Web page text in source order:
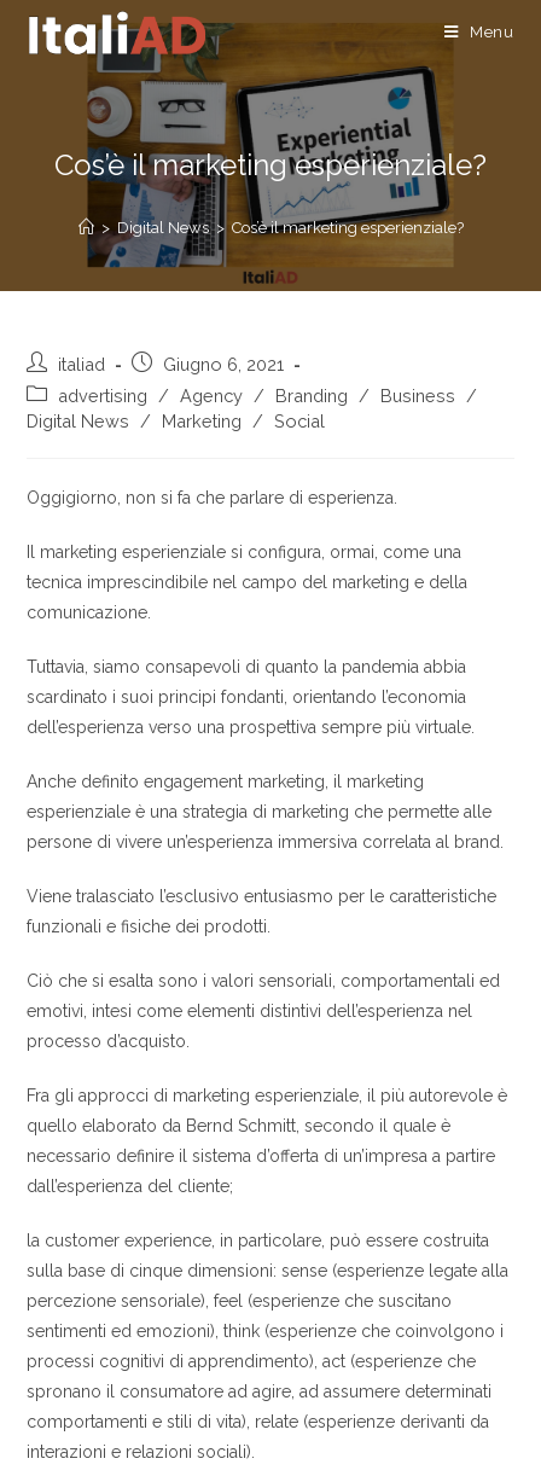
Menu
Cos’è il marketing esperienziale?
> Digital News > Cos’è il marketing esperienziale?
italiad
Giugno 6, 2021
advertising
/ Agency / Branding / Business
/
Digital News
/ Marketing / Social
Oggigiorno, non si fa che parlare di esperienza.
Il marketing esperienziale si configura, ormai, come una
tecnica imprescindibile nel campo del marketing e della
comunicazione.
Tuttavia, siamo consapevoli di quanto la pandemia abbia
scardinato i suoi principi fondanti, orientando l’economia
dell’esperienza verso una prospettiva sempre più virtuale.
Anche definito engagement marketing, il marketing
esperienziale è una strategia di marketing che permette alle
persone di vivere un’esperienza immersiva correlata al brand.
Viene tralasciato l’esclusivo entusiasmo per le caratteristiche
funzionali e fisiche dei prodotti.
Ciò che si esalta sono i valori sensoriali, comportamentali ed
emotivi, intesi come elementi distintivi dell’esperienza nel
processo d’acquisto.
Fra gli approcci di marketing esperienziale, il più autorevole è
quello elaborato da Bernd Schmitt, secondo il quale è
necessario definire il sistema d’offerta di un’impresa a partire
dall’esperienza del cliente;
la customer experience, in particolare, può essere costruita
sulla base di cinque dimensioni: sense (esperienze legate alla
percezione sensoriale), feel (esperienze che suscitano
sentimenti ed emozioni), think (esperienze che coinvolgono i
processi cognitivi di apprendimento), act (esperienze che
spronano il consumatore ad agire, ad assumere determinati
comportamenti e stili di vita), relate (esperienze derivanti da
interazioni e relazioni sociali).